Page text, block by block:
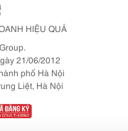
HIỆU QUẢ
21/06/2012
phố Hà Nội
Liệt, Hà Nội